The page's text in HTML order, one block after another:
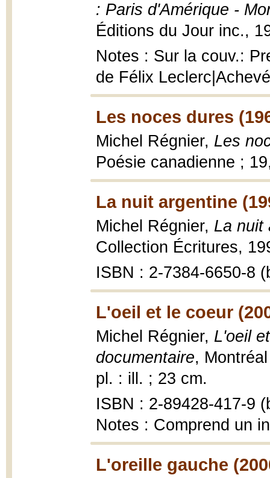
: Paris d'Amérique -
Éditions du Jour inc.,
Notes : Sur la couv.:
de Félix
Les noces dures
Michel Régnier, Les
Poésie canadienne ;
La nuit argentine
Michel Régnier, La nuit
Collection Écritures,
ISBN : 2-7384-6650-8
L'oeil et le coeur
Michel Régnier, L'oeil
documentaire,
pl. : ill. ; 23 cm.
ISBN : 2-89428-417-9
Notes : Comprend un
L'oreille gauche